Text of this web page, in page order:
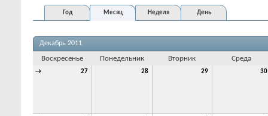
Год Месяц Неделя День
Декабрь 2011
Воскресенье Понедельник Вторник Среда
→ 27 28 29 30